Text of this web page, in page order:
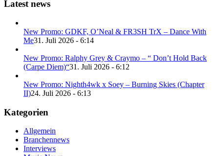
Latest news
New Promo: GDKF, O’Neal & FR3SH TrX – Dance With
Me31. Juli 2026 - 6:14
New Promo: Ralphy Grey & Craymo – “ Don’t Hold Back
(Carpe Diem)“31. Juli 2026 - 6:12
New Promo: Nighth4wk x Soey – Burning Skies (Chapter
II)24. Juli 2026 - 6:13
Kategorien
Allgemein
Branchennews
Interviews